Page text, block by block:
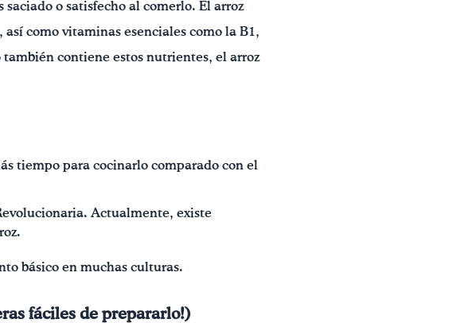
o satisfecho al comerlo. El arroz
como vitaminas esenciales como la B1,
también contiene estos nutrientes, el arroz
tiempo para cocinarlo comparado con el
Actualmente, existe
básico en muchas culturas.
fáciles de prepararlo!)